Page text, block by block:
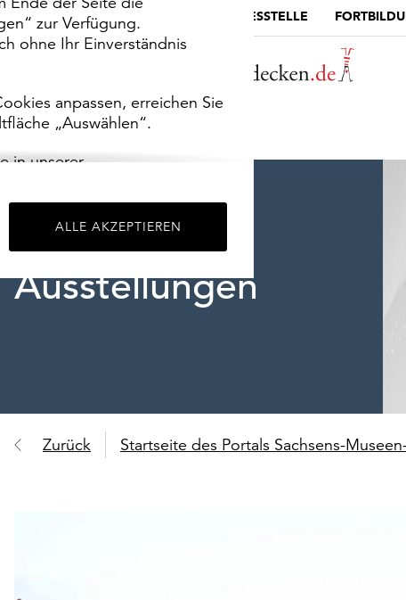
zur Verfügung.
ohne Ihr Einverständnis
anpassen, erreichen Sie
„Auswählen“.
in unserer
ALLE AKZEPTIEREN
MUSEUMSPORTAL DIE LANDESSTELLE
Ausstellungen
Zurück Startseite des Portals Sachsens-